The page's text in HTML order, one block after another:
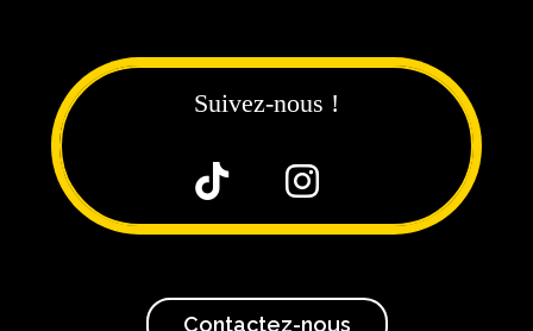
Suivez-nous !
 
Contactez-nous